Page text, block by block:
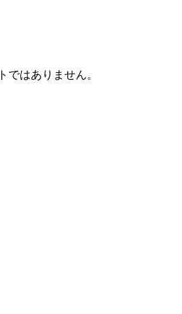
はありません。